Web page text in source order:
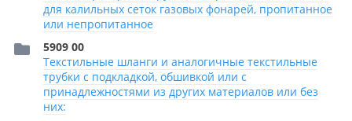
для калильных сеток газовых фонарей, пропитанное
или непропитанное
5909 00
Текстильные шланги и аналогичные текстильные
трубки с подкладкой, обшивкой или с
принадлежностями из других материалов или без
них: